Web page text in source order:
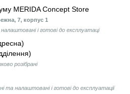
MERIDA Concept Store
7, корпус 1
і готові до експлуатаці
розібрані
та налаштовані і готові до експлуатації